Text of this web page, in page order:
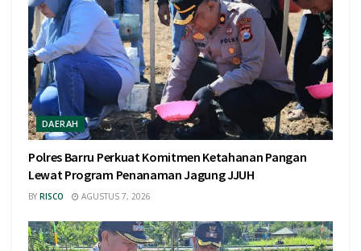
DAERAH
Polres Barru Perkuat Komitmen Ketahanan Pangan
Lewat Program Penanaman Jagung JJUH
BY RISCO AGUSTUS 7, 2026